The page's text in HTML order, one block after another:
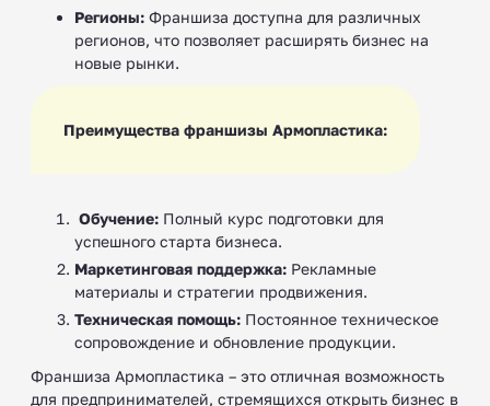
Регионы: Франшиза доступна для различных
регионов, что позволяет расширять бизнес на
новые рынки.
Преимущества франшизы Армопластика:
Обучение: Полный курс подготовки для
успешного старта бизнеса.
Маркетинговая поддержка: Рекламные
материалы и стратегии продвижения.
Техническая помощь: Постоянное техническое
сопровождение и обновление продукции.
Франшиза Армопластика – это отличная возможность
для предпринимателей, стремящихся открыть бизнес в